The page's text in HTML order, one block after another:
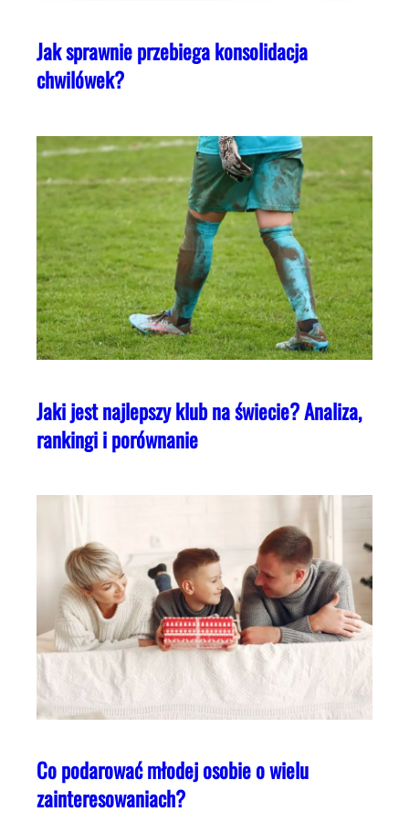
Jak sprawnie przebiega konsolidacja
chwilówek?
Jaki jest najlepszy klub na świecie? Analiza,
rankingi i porównanie
Co podarować młodej osobie o wielu
zainteresowaniach?